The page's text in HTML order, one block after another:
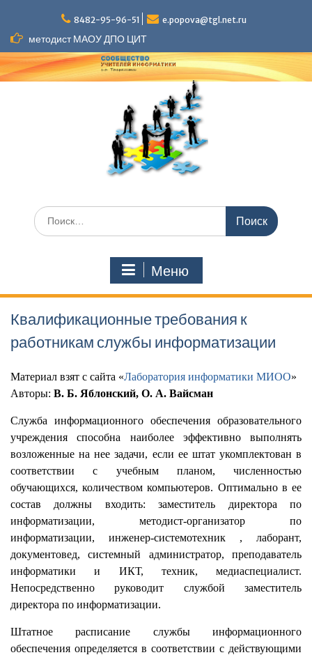
содержимому
8482-95-96-51 e.popova@tgl.net.ru
методист МАОУ ДПО ЦИТ
Искать:
Меню
Квалификационные требования к
работникам службы информатизации
Материал взят с сайта «Лаборатория информатики МИОО»
Авторы: В. Б. Яблонский, О. А. Вайсман
Служба информационного обеспечения образовательного
учреждения способна наиболее эффективно выполнять
возложенные на нее задачи, если ее штат укомплектован в
соответствии с учебным планом, численностью
обучающихся, количеством компьютеров. Оптимально в ее
состав должны входить: заместитель директора по
информатизации, методист-организатор по
информатизации, инженер-системотехник , лаборант,
документовед, системный администратор, преподаватель
информатики и ИКТ, техник, медиаспециалист.
Непосредственно руководит службой заместитель
директора по информатизации.
Штатное расписание службы информационного
обеспечения определяется в соответствии с действующими